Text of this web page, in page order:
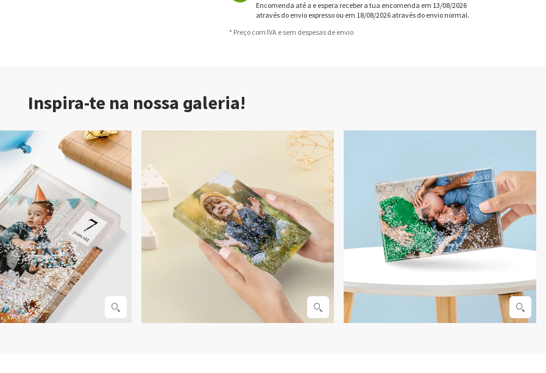
Encomenda até a e espera receber a tua encomenda em 13/08/2026
através do envio expresso ou em 18/08/2026 através do envio normal.
* Preço com IVA e sem despesas de envio
Inspira-te na nossa galeria!